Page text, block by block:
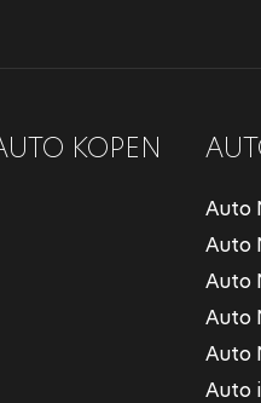
KOPEN
Auto
Auto
Auto
Auto
Auto
Auto